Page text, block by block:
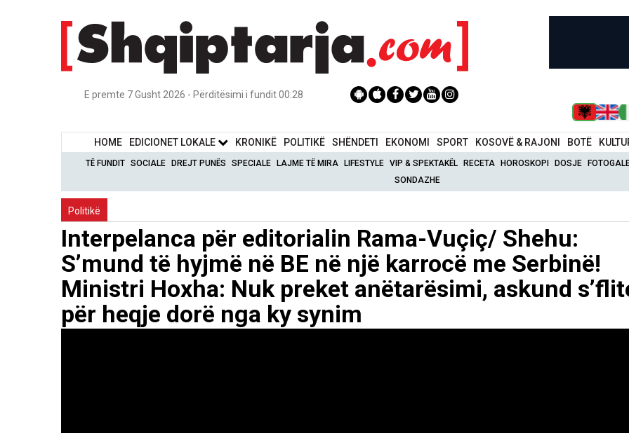
E premte 7 Gusht 2026 - Përditësimi i fundit 00:28
HOME EDICIONET LOKALE KRONIKË POLITIKË SHËNDETI EKONOMI SPORT KOSOVË & RAJONI BOTË
TË FUNDIT SOCIALE DREJT PUNËS SPECIALE LAJME TË MIRA LIFESTYLE VIP & SPEKTAKËL RECETA HOROSKOPI DOSJE
SONDAZHE
Politikë
Interpelanca për editorialin Rama-Vuçiç/ Shehu:
S’mund të hyjmë në BE në një karrocë me Serbinë!
Ministri Hoxha: Nuk preket anëtarësimi, askund
për heqje dorë nga ky synim